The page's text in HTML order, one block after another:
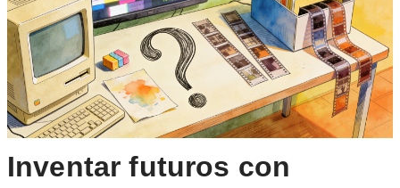
Inventar futuros con